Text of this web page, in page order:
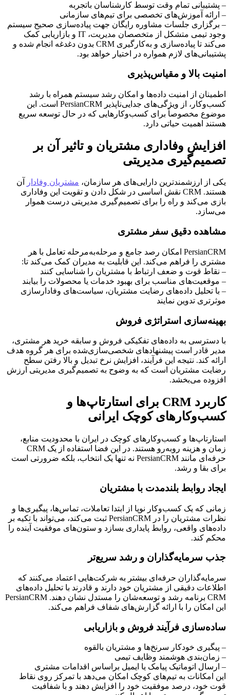
– پشتیبانی تمام وقت توسط کارشناسان باتجربه
– ارائه آموزش‌های تخصصی برای تیم‌های سازمانی
– برگزاری جلسات مشاوره رایگان جهت پیاده‌سازی صحیح سیستم
وجود تیمی متشکل از متخصصان مدیریت، IT و بازاریابی کمک
می‌کند تا پیاده‌سازی و به‌کارگیری CRM بدون دغدغه انجام شده و
پشتیبانی‌های لازم همواره در اختیار خواهد بود.
امنیت بالا و مقیاس‌پذیری
اطمینان از امنیت داده‌ها و امکان رشد سیستم همراه با رشد
کسب‌وکار، از ویژگی‌های جدایی‌ناپذیر PersianCRM است. این
موضوع مخصوصاً برای کسب‌وکارهایی که در حال توسعه سریع
هستند اهمیت حیاتی دارد.
افزایش وفاداری مشتریان و تاثیر آن بر
تصمیم‌گیری مدیریتی
یکی از ارزشمندترین دارایی‌های هر سازمان، مشتریان وفادار
آن
هستند. CRM نقش اساسی در شکل دادن و تقویت این وفاداری
بازی می‌کند و راه را برای تصمیم‌گیری مدیریتی درست هموار
می‌سازد.
مشاهده دقیق سفر مشتری
PersianCRM امکان رصد جامع و مرحله‌به‌مرحله تعامل با هر
مشتری را فراهم می‌کند. این قابلیت به مدیران کمک می‌کند تا:
– نقاط قوت و ضعف ارتباط با مشتریان را شناسایی کنند
– موقعیت‌های مناسب برای بهبود خدمات یا محصولات را بیابند
– با تحلیل داده‌های رضایت مشتریان، سیاست‌های وفادارسازی
موثرتری تدوین نمایند
بهینه‌سازی استراتژی فروش
با دسترسی به داده‌های تفکیکی فروش و سابقه خرید هر مشتری،
مدیر قادر است پیشنهادهای شخصی‌سازی‌شده برای هر گروه هدف
ارائه کند. نتیجه این فرآیند، افزایش نرخ تبدیل و بالا رفتن سطح
رضایت مشتریان است که به وضوح به تصمیم‌گیری مدیریتی ارزش
افزوده می‌بخشد.
کاربرد CRM برای استارتاپ‌ها و
کسب‌وکارهای کوچک ایرانی
استارتاپ‌ها و کسب‌وکارهای کوچک در ایران با محدودیت منابع،
زمان و هزینه روبه‌رو هستند. در این فضا استفاده از یک CRM
حرفه‌ای مانند PersianCRM نه تنها یک انتخاب، بلکه ضرورتی است
برای بقا و رشد.
ایجاد روابط بلندمدت با مشتریان
زمانی که یک کسب‌وکار نوپا از ابتدا تعاملات، تماس‌ها، پیگیری‌ها و
نظرات مشتریان را در PersianCRM ثبت می‌کند، می‌تواند با تکیه بر
داده‌های واقعی، روابط پایداری بسازد و ستون‌های موفقیت آینده را
محکم کند.
جذب سرمایه‌گذاران و رشد سریع‌تر
سرمایه‌گذاران حرفه‌ای بیشتر به شرکت‌هایی اعتماد می‌کنند که
اطلاعات دقیقی از مشتریان خود دارند و قادرند با تحلیل داده‌های
CRM برنامه رشد و توسعه‌شان را مستدل نشان دهند. PersianCRM
این امکان را با ارائه گزارش‌های شفاف فراهم می‌کند.
ساده‌سازی فرآیند فروش و بازاریابی
– پیگیری خودکار سرنخ‌ها و مشتریان بالقوه
– زمان‌بندی هوشمند وظایف تیمی
– ارسال اتوماتیک پیامک یا ایمیل براساس اقدامات مشتری
این امکانات به تیم‌های کوچک امکان می‌دهد با تمرکز روی نقاط
قوت خود، درصد موفقیت خود را افزایش دهند و با شفافیت